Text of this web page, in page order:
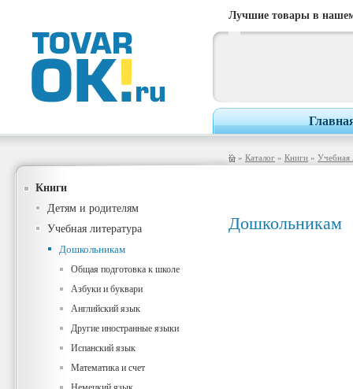
Лучшие товары в
» Каталог » Книги » Учебная
Книги
Детям и родителям
Учебная литература
Дошкольникам
Общая подготовка к школе
Азбуки и буквари
Английский язык
Другие иностранные языки
Испанский язык
Математика и счет
Дошкольникам